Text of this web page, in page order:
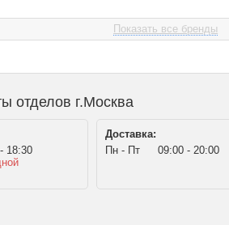
Показать все бренды
отделов г.Москва
18:30
Доставка:
Пн - Пт
09:00 - 20:00